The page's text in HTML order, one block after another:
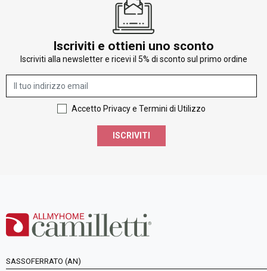
Iscriviti e ottieni uno sconto
Iscriviti alla newsletter e ricevi il 5% di sconto sul primo ordine
Accetto Privacy e Termini di Utilizzo
ISCRIVITI
SASSOFERRATO (AN)